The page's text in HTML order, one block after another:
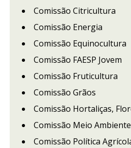
Comissão Citricultura
Comissão Energia
Comissão Equinocultura
Comissão FAESP Jovem
Comissão Fruticultura
Comissão Grãos
Comissão Hortaliças,
Comissão Meio Ambiente
Comissão Política